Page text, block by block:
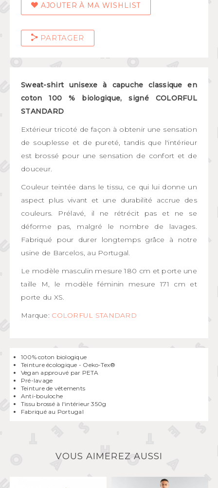
AJOUTER À MA WISHLIST
PARTAGER
Sweat-shirt unisexe à capuche classique en
coton 100 % biologique, signé COLORFUL
STANDARD
Extérieur tricoté de façon à obtenir une sensation
de souplesse et de pureté, tandis que l'intérieur
est brossé pour une sensation de confort et de
douceur.
Couleur teintée dans le tissu, ce qui lui donne un
aspect plus vivant et une durabilité accrue des
couleurs. Prélavé, il ne rétrécit pas et ne se
déforme pas, malgré le nombre de lavages.
Fabriqué pour durer longtemps grâce à notre
usine de Barcelos, au Portugal.
Le modèle masculin mesure 180 cm et porte une
taille M, le modèle féminin mesure 171 cm et
porte du XS.
Marque: COLORFUL STANDARD
100% coton biologique
Teinture écologique - Oeko-Tex®
Vegan approuvé par PETA
Pré-lavage
Teinture de vêtements
Anti-bouloche
Tissu brossé à l'intérieur 350g
Fabriqué au Portugal
VOUS AIMEREZ AUSSI